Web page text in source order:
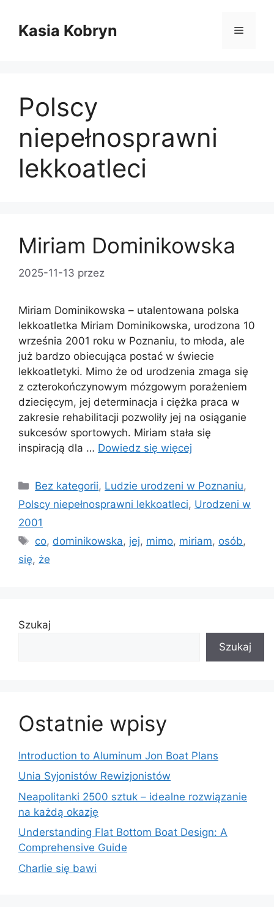
treściKasia Kobryn Menu
Polscy
niepełnosprawni
lekkoatleci
Miriam Dominikowska
2025-11-13 przez
Miriam Dominikowska – utalentowana polska
lekkoatletka Miriam Dominikowska, urodzona 10
września 2001 roku w Poznaniu, to młoda, ale
już bardzo obiecująca postać w świecie
lekkoatletyki. Mimo że od urodzenia zmaga się
z czterokończynowym mózgowym porażeniem
dziecięcym, jej determinacja i ciężka praca w
zakresie rehabilitacji pozwoliły jej na osiąganie
sukcesów sportowych. Miriam stała się
inspiracją dla … Dowiedz się więcej
Kategorie
Bez kategorii, Ludzie urodzeni w Poznaniu,
Polscy niepełnosprawni lekkoatleci, Urodzeni w
2001
Tagi
co, dominikowska, jej, mimo, miriam, osób,
się, że
Szukaj
Szukaj
Ostatnie wpisy
Introduction to Aluminum Jon Boat Plans
Unia Syjonistów Rewizjonistów
Neapolitanki 2500 sztuk – idealne rozwiązanie
na każdą okazję
Understanding Flat Bottom Boat Design: A
Comprehensive Guide
Charlie się bawi